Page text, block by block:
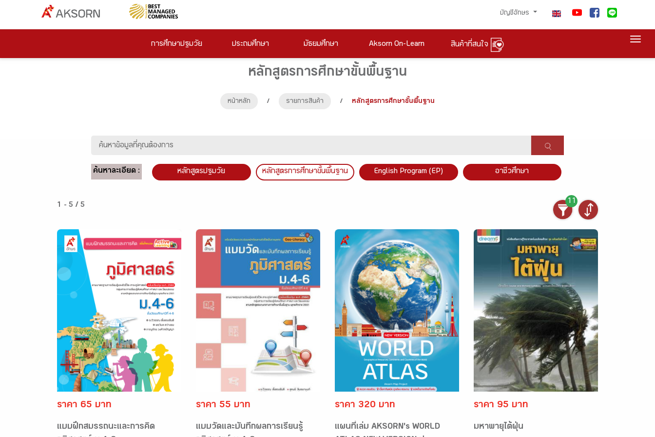
บัญชีอักษร
การศึกษาปฐมวัย ประถมศึกษา มัธยมศึกษา Aksorn On-Learn สินค้าที่สนใจ
หลักสูตรการศึกษาขั้นพื้นฐาน
หน้าหลัก / รายการสินค้า / หลักสูตรการศึกษาขั้นพื้นฐาน
ค้นหาละเอียด : หลักสูตรปฐมวัย หลักสูตรการศึกษาขั้นพื้นฐาน English Program (EP) อาชีวศึกษา
1 - 5 / 5
11
ราคา 65 บาท
แบบฝึกสมรรถนะและการคิด
ราคา 55 บาท
แบบวัดและบันทึกผลการเรียนรู้
ราคา 320 บาท
แผนที่เล่ม AKSORN's WORLD
ราคา 95 บาท
มหาพายุไต้ฝุ่น